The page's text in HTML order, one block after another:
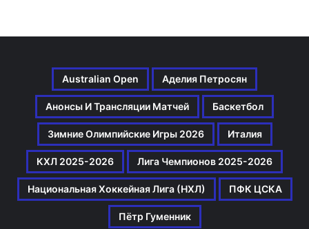
Australian Open Аделия Петросян
Анонсы И Трансляции Матчей Баскетбол
Зимние Олимпийские Игры 2026 Италия
КХЛ 2025-2026 Лига Чемпионов 2025-2026
Национальная Хоккейная Лига (НХЛ) ПФК ЦСКА
Пётр Гуменник